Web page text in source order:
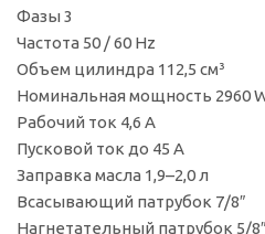
Фазы 3
Частота 50 / 60 Hz
Объем цилиндра 112,5 см³
Номинальная мощность 2960
Рабочий ток 4,6 A
Пусковой ток до 45 A
Заправка масла 1,9–2,0 л
Всасывающий патрубок 7/8″
Нагнетательный патрубок 5/8″